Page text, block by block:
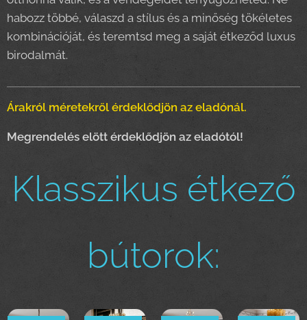
habozz többé, válaszd a stílus és a minőség tökéletes
kombinációját, és teremtsd meg a saját étkeződ luxus
birodalmát.
Árakról méretekről érdeklődjön az eladónál.
Megrendelés elött érdeklődjön az eladótól!
Klasszikus étkező
bútorok: